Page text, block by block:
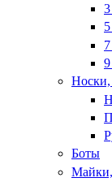
Носки,
Боты